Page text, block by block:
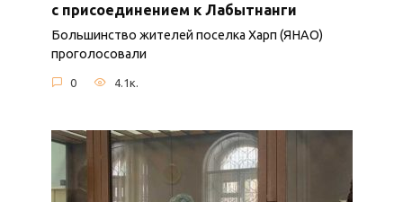
с присоединением к Лабытнанги
Большинство жителей поселка Харп (ЯНАО)
проголосовали
0 4.1к.